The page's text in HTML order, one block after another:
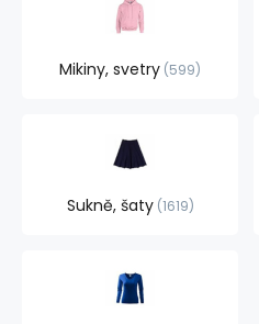
Mikiny, svetry 599
Sukně, šaty 1619